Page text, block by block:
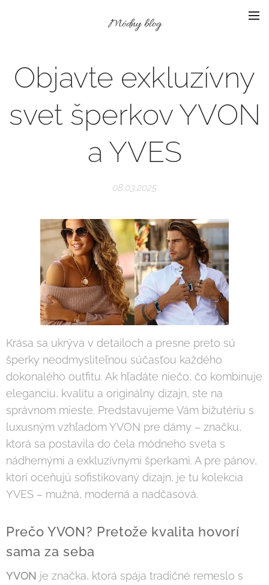
Módny blog
Objavte exkluzívny
svet šperkov YVON
a YVES
08.03.2025
Krása sa ukrýva v detailoch a presne preto sú
šperky neodmysliteľnou súčasťou každého
dokonalého outfitu. Ak hľadáte niečo, čo kombinuje
eleganciu, kvalitu a originálny dizajn, ste na
správnom mieste. Predstavujeme Vám bižutériu s
luxusným vzhľadom YVON pre dámy – značku,
ktorá sa postavila do čela módneho sveta s
nádhernými a exkluzívnymi šperkami. A pre pánov,
ktorí oceňujú sofistikovaný dizajn, je tu kolekcia
YVES – mužná, moderná a nadčasová.
Prečo YVON? Pretože kvalita hovorí
sama za seba
YVON je značka, ktorá spája tradičné remeslo s